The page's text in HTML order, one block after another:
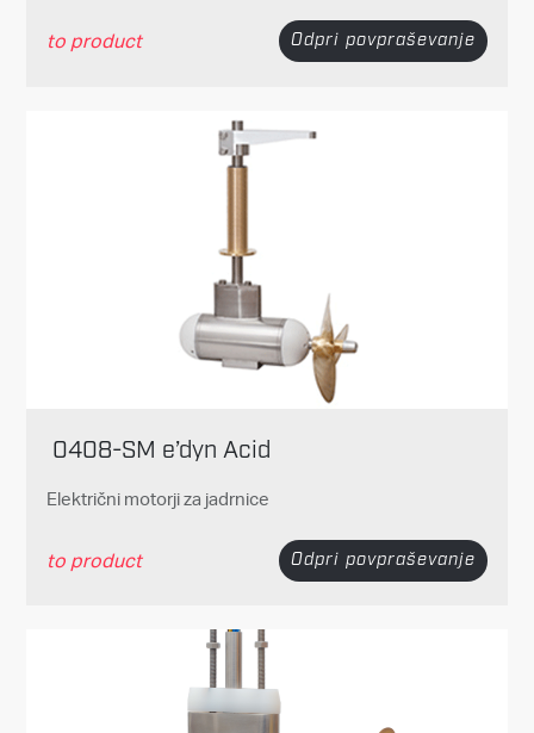
to product Odpri povpraševanje
0408-SM e’dyn Acid
Električni motorji za jadrnice
to product Odpri povpraševanje